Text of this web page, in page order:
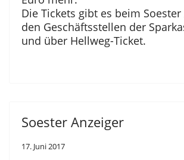
Die Tickets gibt es beim Soester
den Geschäftsstellen der
und über Hellweg-Ticket.
Soester Anzeiger
17. Juni 2017